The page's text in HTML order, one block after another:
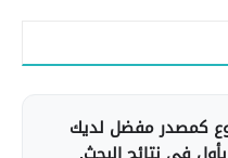
كمصدر مفضل لديك